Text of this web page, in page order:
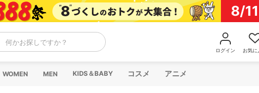
何かお探しですか？
ログイン お気に
WOMEN MEN KIDS＆BABY コスメ アニメ